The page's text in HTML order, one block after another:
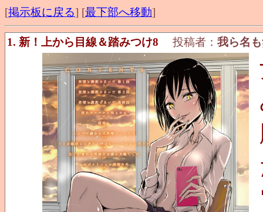
[掲示板に戻る] [最下部へ移動]
1. 新！上から目線＆踏みつけ8 投稿者： 我ら名